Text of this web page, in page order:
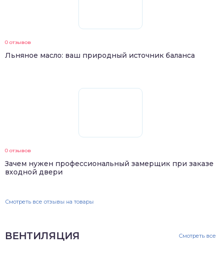
0 отзывов
Льняное масло: ваш природный источник баланса
0 отзывов
Зачем нужен профессиональный замерщик при заказе
входной двери
Смотреть все отзывы на товары
ВЕНТИЛЯЦИЯ Смотреть все